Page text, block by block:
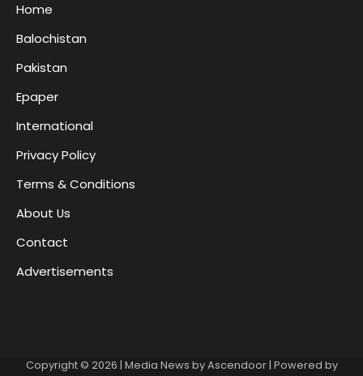
Home
Balochistan
Pakistan
Epaper
International
Privacy Policy
Terms & Conditions
About Us
Contact
Advertisements
Copyright © 2026 | Media News byAscendoor| Powered by